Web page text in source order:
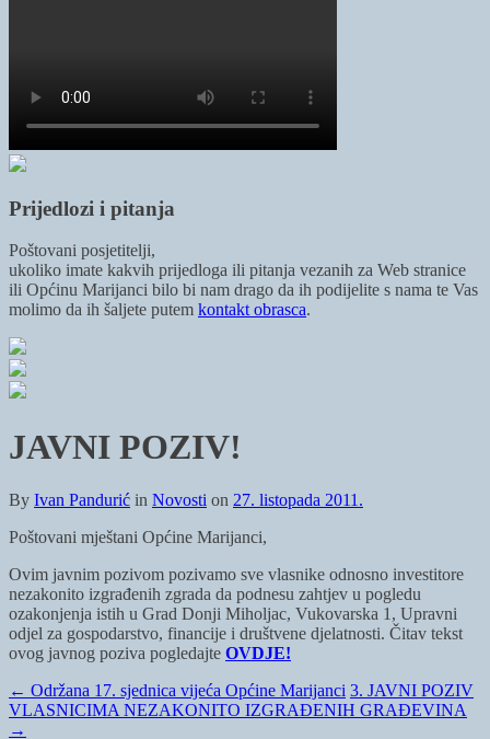
Prijedlozi i pitanja
Poštovani posjetitelji,
ukoliko imate kakvih prijedloga ili pitanja vezanih za Web stranice
ili Općinu Marijanci bilo bi nam drago da ih podijelite s nama te Vas
molimo da ih šaljete putem kontakt obrasca.
JAVNI POZIV!
By Ivan Pandurić in Novosti on 27. listopada 2011.
Poštovani mještani Općine Marijanci,
Ovim javnim pozivom pozivamo sve vlasnike odnosno investitore
nezakonito izgrađenih zgrada da podnesu zahtjev u pogledu
ozakonjenja istih u Grad Donji Miholjac, Vukovarska 1, Upravni
odjel za gospodarstvo, financije i društvene djelatnosti. Čitav tekst
ovog javnog poziva pogledajte OVDJE!
← Održana 17. sjednica vijeća Općine Marijanci 3. JAVNI POZIV
VLASNICIMA NEZAKONITO IZGRAĐENIH GRAĐEVINA
→